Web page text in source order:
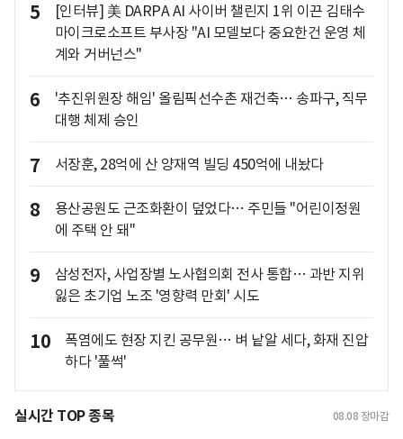
5
[인터뷰] 美 DARPA AI 사이버 챌린지 1위 이끈 김태수
마이크로소프트 부사장 "AI 모델보다 중요한건 운영 체
계와 거버넌스"
6
'추진위원장 해임' 올림픽선수촌 재건축… 송파구, 직무
대행 체제 승인
7 서장훈, 28억에 산 양재역 빌딩 450억에 내놨다
8
용산공원도 근조화환이 덮었다… 주민들 "어린이정원
에 주택 안 돼"
9
삼성전자, 사업장별 노사협의회 전사 통합… 과반 지위
잃은 초기업 노조 '영향력 만회' 시도
10
폭염에도 현장 지킨 공무원… 벼 낱알 세다, 화재 진압
하다 '풀썩'
실시간 TOP 종목 08.08 장마감